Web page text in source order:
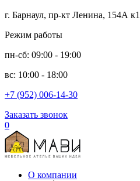
г. Барнаул, пр-кт Ленина, 154А к1
Режим работы
пн-сб: 09:00 - 19:00
вс: 10:00 - 18:00
+7 (952) 006-14-30
Заказать звонок
0
О компании